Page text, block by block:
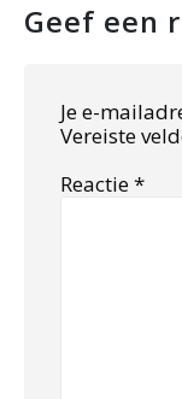
Geef een
Je e-
Vereiste
Reactie*